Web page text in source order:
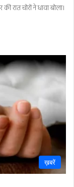
रात चोरों ने धावा बोला।
ख़बरें